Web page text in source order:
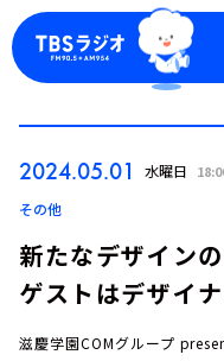
2024.05.01 水曜日
その他
新たなデザイン
ゲストはデザイ
滋慶学園COMグループ